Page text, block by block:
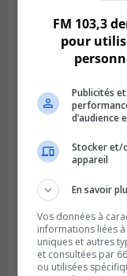
Publié le 28 juillet
La Tablée
financier
BOUCHERVILLE
FM 103,3
pour
Publicités
d’audience
Stocker et/
appareil
En savoir
Vos données à
informations liées
uniques et autres
et consultées par
ou utilisées